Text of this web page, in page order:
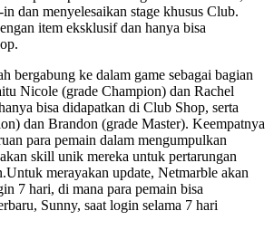
dan menyelesaikan stage khusus Club.
item eksklusif dan hanya bisa
bergabung ke dalam game sebagai bagian
Nicole (grade Champion) dan Rachel
bisa didapatkan di Club Shop, serta
dan Brandon (grade Master). Keempatnya
para pemain dalam mengumpulkan
skill unik mereka untuk pertarungan
Untuk merayakan update, Netmarble akan
7 hari, di mana para pemain bisa
Sunny, saat login selama 7 hari